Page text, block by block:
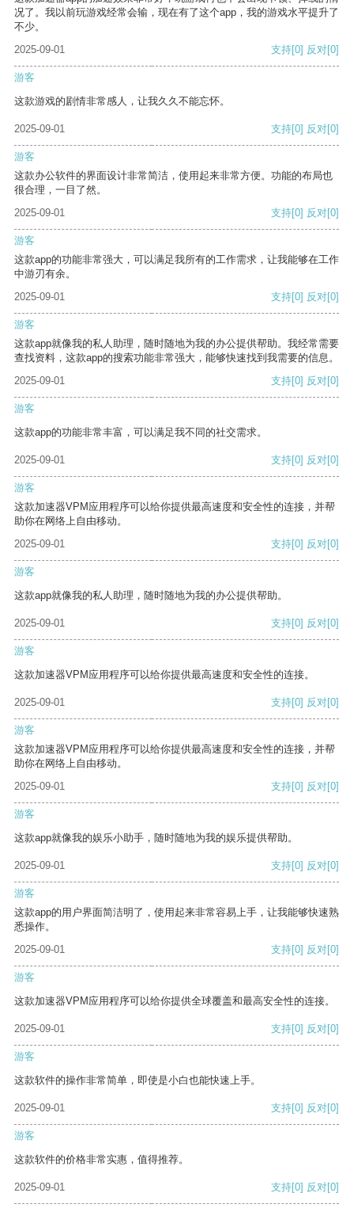
况了。我以前玩游戏经常会输，现在有了这个app，我的游戏水平提升了
不少。
2025-09-01
支持[0] 反对[0]
游客
这款游戏的剧情非常感人，让我久久不能忘怀。
2025-09-01 支持[0] 反对[0]
游客
这款办公软件的界面设计非常简洁，使用起来非常方便。功能的布局也
很合理，一目了然。
2025-09-01
支持[0] 反对[0]
游客
这款app的功能非常强大，可以满足我所有的工作需求，让我能够在工作
中游刃有余。
2025-09-01
支持[0] 反对[0]
游客
这款app就像我的私人助理，随时随地为我的办公提供帮助。我经常需要
查找资料，这款app的搜索功能非常强大，能够快速找到我需要的信息。
2025-09-01
支持[0] 反对[0]
游客
这款app的功能非常丰富，可以满足我不同的社交需求。
2025-09-01 支持[0] 反对[0]
游客
这款加速器VPM应用程序可以给你提供最高速度和安全性的连接，并帮
助你在网络上自由移动。
2025-09-01
支持[0] 反对[0]
游客
这款app就像我的私人助理，随时随地为我的办公提供帮助。
2025-09-01 支持[0] 反对[0]
游客
这款加速器VPM应用程序可以给你提供最高速度和安全性的连接。
2025-09-01 支持[0] 反对[0]
游客
这款加速器VPM应用程序可以给你提供最高速度和安全性的连接，并帮
助你在网络上自由移动。
2025-09-01
支持[0] 反对[0]
游客
这款app就像我的娱乐小助手，随时随地为我的娱乐提供帮助。
2025-09-01 支持[0] 反对[0]
游客
这款app的用户界面简洁明了，使用起来非常容易上手，让我能够快速熟
悉操作。
2025-09-01
支持[0] 反对[0]
游客
这款加速器VPM应用程序可以给你提供全球覆盖和最高安全性的连接。
2025-09-01 支持[0] 反对[0]
游客
这款软件的操作非常简单，即使是小白也能快速上手。
2025-09-01 支持[0] 反对[0]
游客
这款软件的价格非常实惠，值得推荐。
2025-09-01 支持[0] 反对[0]